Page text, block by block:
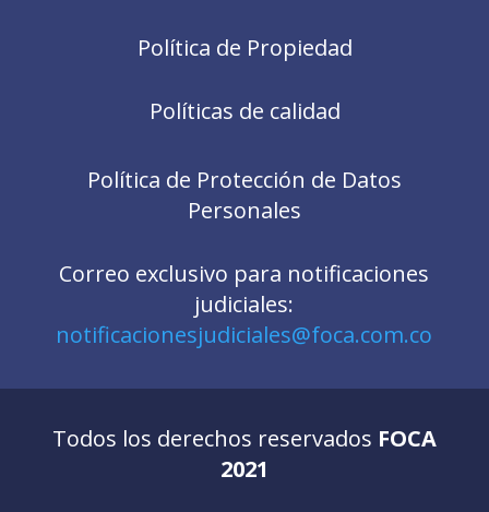
Política de Propiedad
Políticas de calidad
Política de Protección de Datos
Personales
Correo exclusivo para notificaciones
judiciales:
notificacionesjudiciales@foca.com.co
Todos los derechos reservados FOCA
2021